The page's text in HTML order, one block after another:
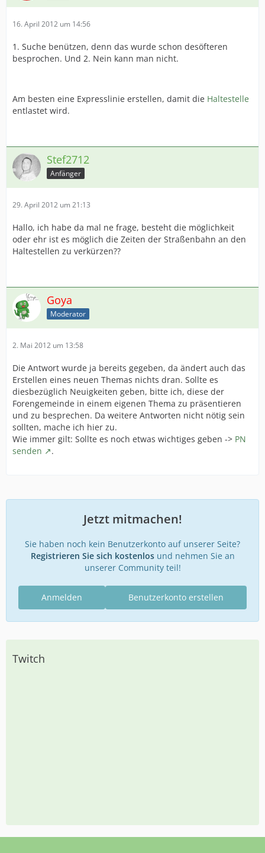
16. April 2012 um 14:56
1. Suche benützen, denn das wurde schon desöfteren
besprochen. Und 2. Nein kann man nicht.
Am besten eine Expresslinie erstellen, damit die Haltestelle
entlastet wird.
Stef2712
Anfänger
29. April 2012 um 21:13
Hallo, ich habe da mal ne frage, besteht die möglichkeit
oder ehr ist es möglich die Zeiten der Straßenbahn an den
Haltestellen zu verkürzen??
Goya
Moderator
2. Mai 2012 um 13:58
Die Antwort wurde ja bereits gegeben, da ändert auch das
Erstellen eines neuen Themas nichts dran. Sollte es
diesbezüglich Neuigkeiten geben, bitte ich, diese der
Forengemeinde in einem eigenen Thema zu präsentieren
und zu besprechen. Da weitere Antworten nicht nötig sein
sollten, mache ich hier zu.
Wie immer gilt: Sollte es noch etwas wichtiges geben -> PN
senden
.
Jetzt mitmachen!
Sie haben noch kein Benutzerkonto auf unserer Seite?
Registrieren Sie sich kostenlosund nehmen Sie an
unserer Community teil!
Benutzerkonto erstellen
Anmelden
Twitch